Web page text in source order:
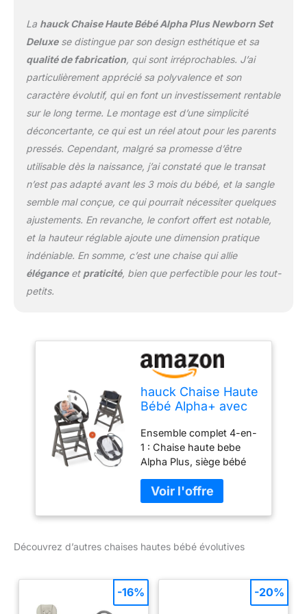
s’adapte à la croissance
confortable Durable et
écologique : Chaise
haute evolutive en bois
de hêtre issu de forêts
certifiées FSC, robuste,
intemporelle et
respectueuse de
l’environnement
La hauck Chaise Haute Bébé Alpha Plus Newborn Set
Deluxese distingue par son design esthétique et sa
qualité de fabrication, qui sont irréprochables. J’ai
particulièrement apprécié sa polyvalence et son
caractère évolutif, qui en font un investissement rentable
sur le long terme. Le montage est d’une simplicité
déconcertante, ce qui est un réel atout pour les parents
pressés. Cependant, malgré sa promesse d’être
utilisable dès la naissance, j’ai constaté que le transat
n’est pas adapté avant les 3 mois du bébé, et la sangle
semble mal conçue, ce qui pourrait nécessiter quelques
ajustements. En revanche, le confort offert est notable,
et la hauteur réglable ajoute une dimension pratique
indéniable. En somme, c’est une chaise qui allie
éléganceet praticité, bien que perfectible pour les tout-
petits.
hauck Chaise Haute
Bébé Alpha+ avec
Deluxe - Charcoal
Grey
Ensemble complet 4-en-
1 : Chaise haute bebe
Alpha Plus, siège bébé
châssis pour utlisation
au sol, avec coussin
chaise haute bebe 2
Confort et éveil : Le siège
bébé lors des repas ou
jeux. L’arche eveil bebe
stimule sa motricité et
Découvrez d’autres chaises hautes bébé évolutives
-16% -20%